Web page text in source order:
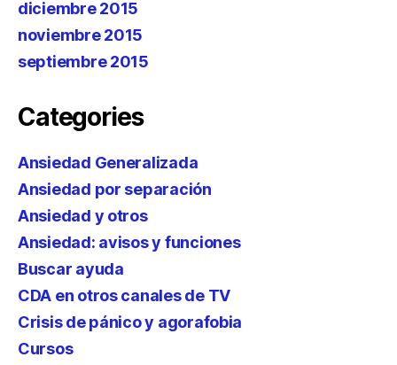
diciembre 2015
noviembre 2015
septiembre 2015
Categories
Ansiedad Generalizada
Ansiedad por separación
Ansiedad y otros
Ansiedad: avisos y funciones
Buscar ayuda
CDA en otros canales de TV
Crisis de pánico y agorafobia
Cursos